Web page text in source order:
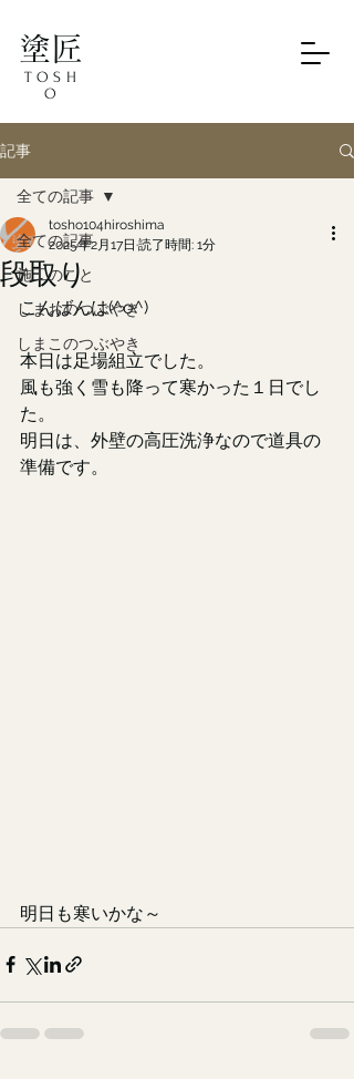
塗匠
TOSH
O
記事
全ての記事
施工のこと
しまおのつぶやき
しまこのつぶやき
全ての記事
段取り
tosho104hiroshima
2025年2月17日 読了時間: 1分
こんばんは(^o^)
本日は足場組立でした。
風も強く雪も降って寒かった１日でし
た。
明日は、外壁の高圧洗浄なので道具の
準備です。
明日も寒いかな～